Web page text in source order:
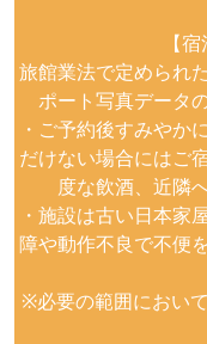
【
旅館業法で定められ
ポート写真データ
・ご予約後すみやか
だけない場合にはご
度な飲酒、近隣
・施設は古い日本家
障や動作不良で不便
※必要の範囲におい